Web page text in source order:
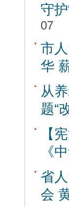
守
07
市
华
从
题“
【
《
省
会